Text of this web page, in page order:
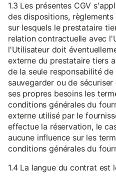
1.3 Les présentes CGV
des dispositions,
sur lesquels le prestataire
relation contractuelle avec
l'Utilisateur doit
externe du prestataire tiers
de la seule responsabilité
sauvegarder ou de
ses propres besoins les
conditions générales du
externe utilisé par le
effectue la réservation, le
aucune influence sur les
conditions générales du
1.4 La langue du contrat est